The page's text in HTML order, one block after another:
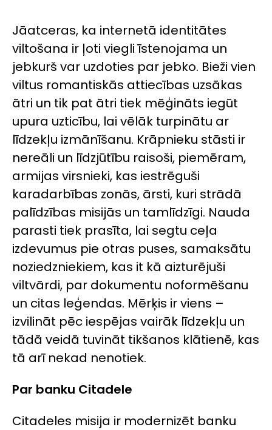
Jāatceras, ka internetā identitātes
viltošana ir ļoti viegli īstenojama un
jebkurš var uzdoties par jebko. Bieži vien
viltus romantiskās attiecības uzsākas
ātri un tik pat ātri tiek mēģināts iegūt
upura uzticību, lai vēlāk turpinātu ar
līdzekļu izmānīšanu. Krāpnieku stāsti ir
nereāli un līdzjūtību raisoši, piemēram,
armijas virsnieki, kas iestrēguši
karadarbības zonās, ārsti, kuri strādā
palīdzības misijās un tamlīdzīgi. Nauda
parasti tiek prasīta, lai segtu ceļa
izdevumus pie otras puses, samaksātu
noziedzniekiem, kas it kā aizturējuši
viltvārdi, par dokumentu noformēšanu
un citas leģendas. Mērķis ir viens –
izvilināt pēc iespējas vairāk līdzekļu un
tādā veidā tuvināt tikšanos klātienē, kas
tā arī nekad nenotiek.
Par banku Citadele
Citadeles misija ir modernizēt banku